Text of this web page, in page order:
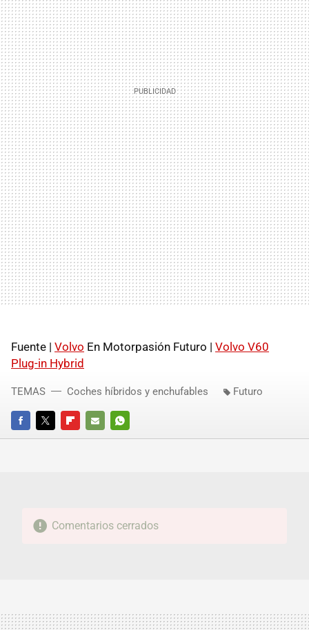
Fuente | Volvo En Motorpasión Futuro | Volvo V60
Plug-in Hybrid
FACEBOOKTWITTERFLIPBOARD
E-
WHATSAPP
TEMAS Coches híbridos y enchufables Futuro
Comentarios cerrados